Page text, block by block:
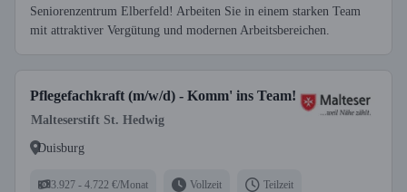
Seniorenzentrum Elberfeld! Arbeiten Sie in einem starken Team
mit attraktiver Vergütung und modernen Arbeitsbereichen.
Pflegefachkraft (m/w/d) - Komm' ins Team!
Malteserstift St. Hedwig
Duisburg
3.927 - 4.722 €/Monat Vollzeit Teilzeit